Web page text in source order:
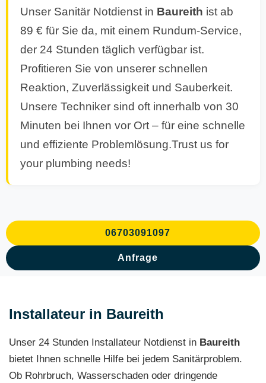
Unser Sanitär Notdienst in Baureith ist ab
89 € für Sie da, mit einem Rundum-Service,
der 24 Stunden täglich verfügbar ist.
Profitieren Sie von unserer schnellen
Reaktion, Zuverlässigkeit und Sauberkeit.
Unsere Techniker sind oft innerhalb von 30
Minuten bei Ihnen vor Ort – für eine schnelle
und effiziente Problemlösung.Trust us for
your plumbing needs!
06703091097
Anfrage
Installateur in Baureith
Unser 24 Stunden Installateur Notdienst in Baureith
bietet Ihnen schnelle Hilfe bei jedem Sanitärproblem.
Ob Rohrbruch, Wasserschaden oder dringende